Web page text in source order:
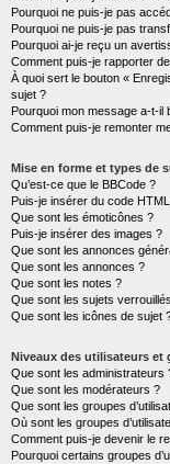
Pourquoi ne puis-je pas
Pourquoi ne puis-je pas
Pourquoi ai-je reçu un
Comment puis-je rapporter
À quoi sert le bouton «
sujet ?
Pourquoi mon message a-t-il
Comment puis-je remonter
Mise en forme et types de
Qu’est-ce que le BBCode ?
Puis-je insérer du code
Que sont les émoticônes ?
Puis-je insérer des images ?
Que sont les annonces
Que sont les annonces ?
Que sont les notes ?
Que sont les sujets
Que sont les icônes de sujet
Niveaux des utilisateurs et
Que sont les administrateurs
Que sont les modérateurs ?
Que sont les groupes
Où sont les groupes
Comment puis-je devenir le
Pourquoi certains groupes